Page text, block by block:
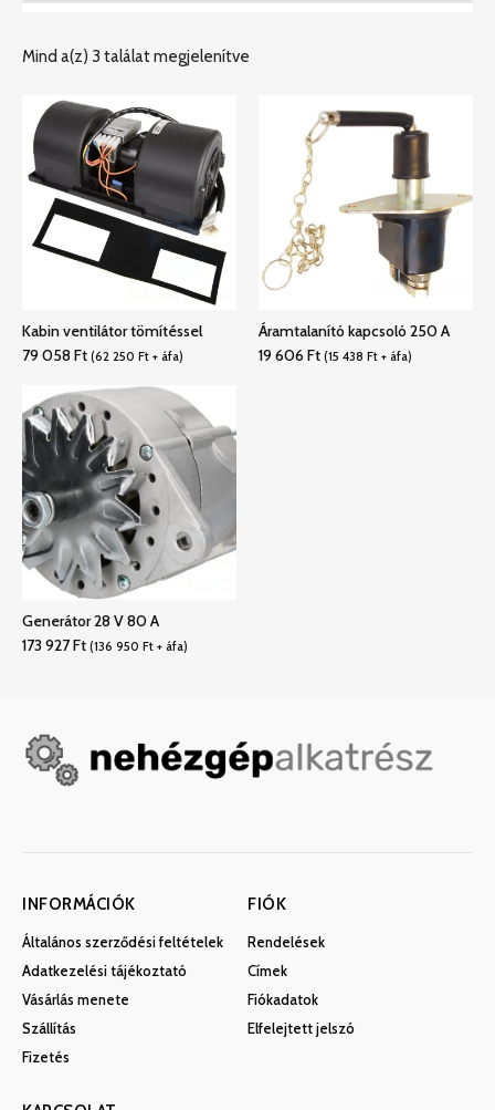
Mind a(z) 3 találat megjelenítve
Kabin ventilátor tömítéssel
79 058Ft (62 250 Ft + áfa)
Áramtalanító kapcsoló 250 A
19 606 Ft (15 438 Ft + áfa)
Generátor 28 V 80 A
173 927Ft (136 950 Ft + áfa)
INFORMÁCIÓK
Általános szerződési feltételek
Adatkezelési tájékoztató
Vásárlás menete
Szállítás
Fizetés
FIÓK
Rendelések
Címek
Fiókadatok
Elfelejtett jelszó